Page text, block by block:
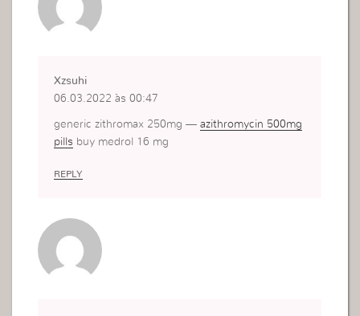
Xzsuhi
06.03.2022 às 00:47
generic zithromax 250mg —azithromycin 500mg
pills buy medrol 16 mg
REPLY